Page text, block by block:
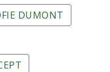
DUMONT